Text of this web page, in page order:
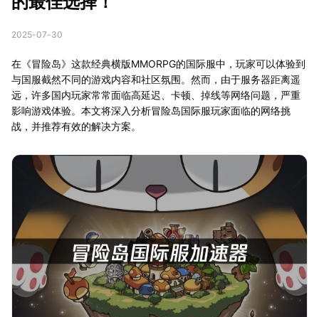
2025-07-30
在《冒险岛》这款经典横版MMORPG的国际服中，玩家可以体验到
与国服截然不同的游戏内容和社区氛围。然而，由于服务器距离遥
远，许多国内玩家常常面临高延迟、卡顿、掉线等网络问题，严重
影响游戏体验。本文将深入分析冒险岛国际服玩家面临的网络挑
战，并推荐有效的解决方案。